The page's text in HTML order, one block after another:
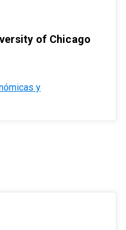
of Chicago
y